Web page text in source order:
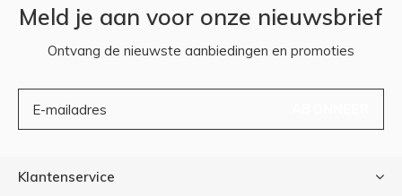
Meld je aan voor onze nieuwsbrief
Ontvang de nieuwste aanbiedingen en promoties
Klantenservice